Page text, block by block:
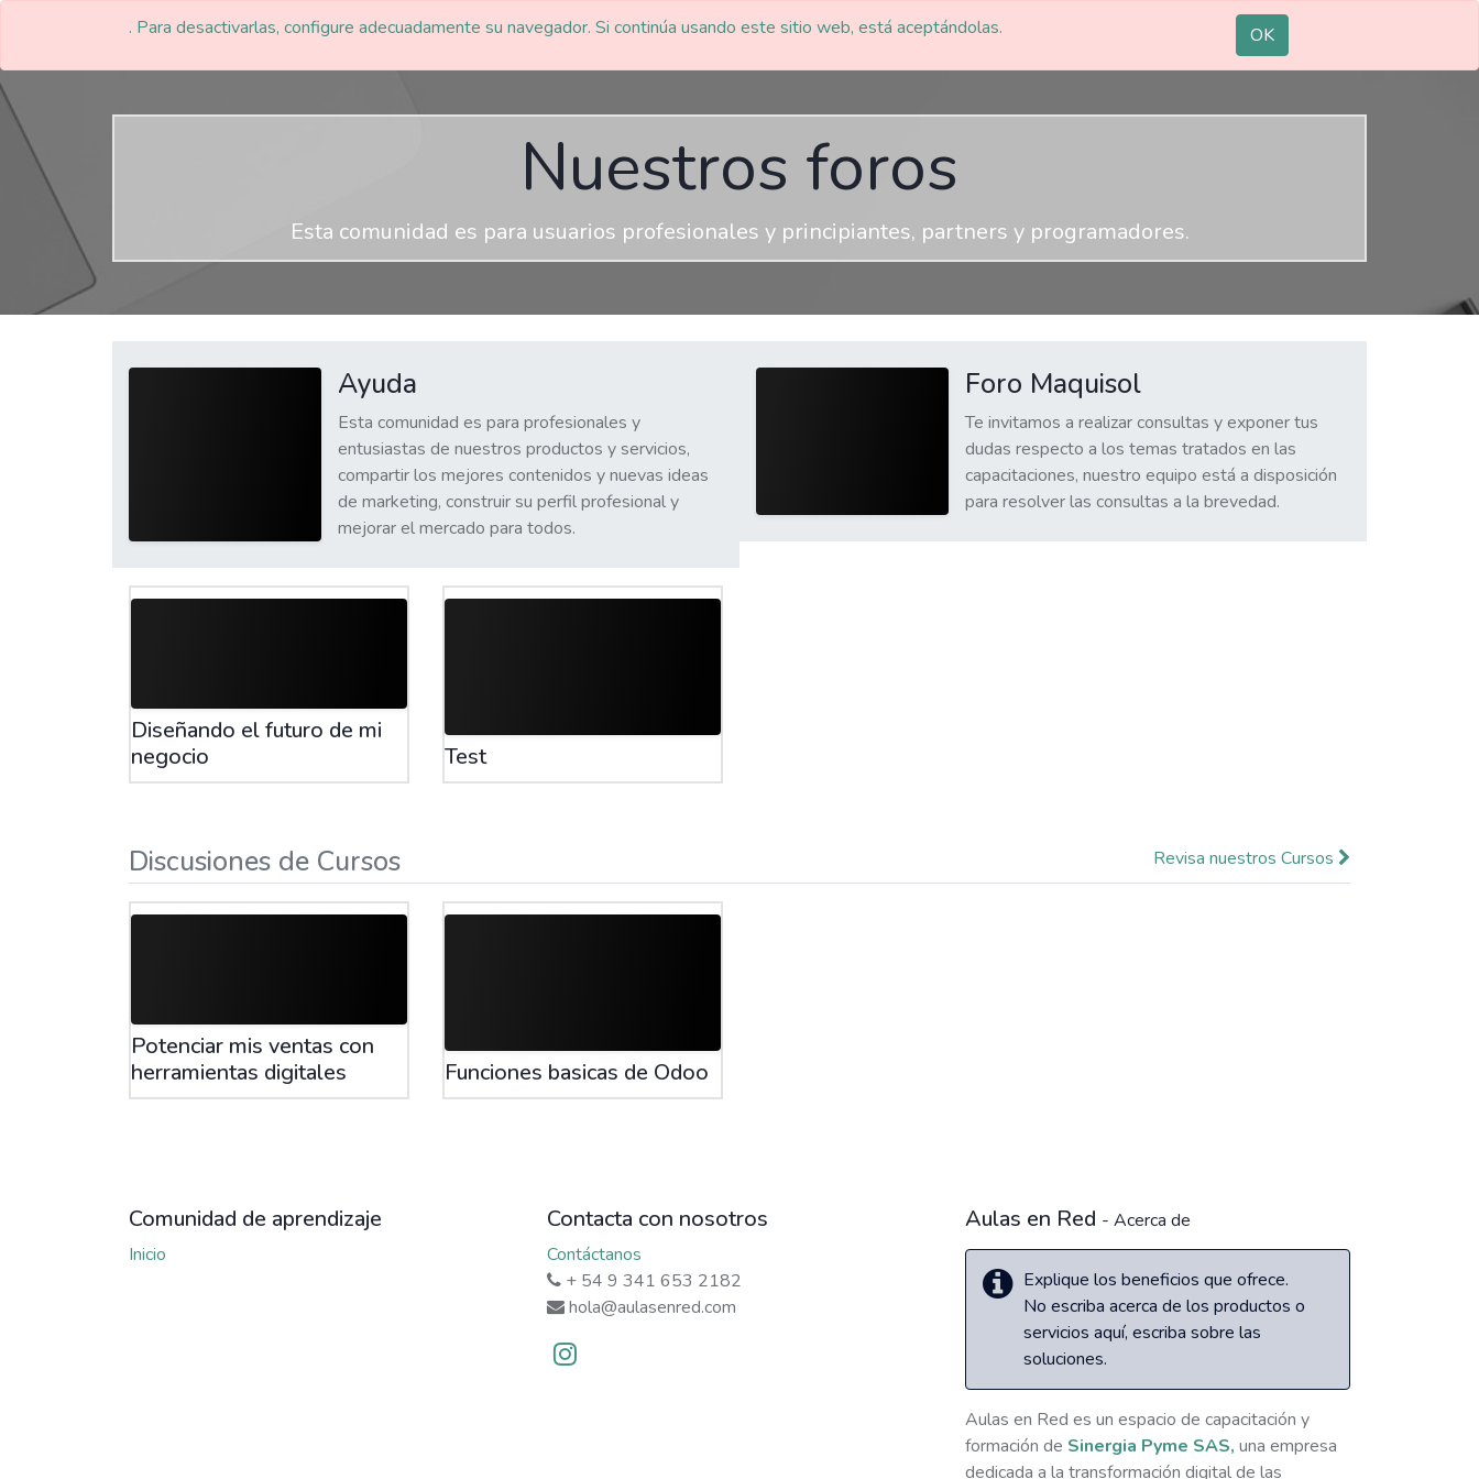
. Para desactivarlas, configure adecuadamente su navegador. Si continúa usando este sitio web, está aceptándolas. OK
Home Cursos Comunidad Contacto Blog Empleos Soporte en vivo Identificarse
Nuestros foros
Esta comunidad es para usuarios profesionales y principiantes, partners y programadores.
Ayuda
Esta comunidad es para profesionales y
entusiastas de nuestros productos y servicios,
compartir los mejores contenidos y nuevas ideas
de marketing, construir su perfil profesional y
mejorar el mercado para todos.
Foro Maquisol
Te invitamos a realizar consultas y exponer tus
dudas respecto a los temas tratados en las
capacitaciones, nuestro equipo está a disposición
para resolver las consultas a la brevedad.
Diseñando el futuro de mi
negocio
Test
Discusiones de Cursos Revisa nuestros Cursos
Potenciar mis ventas con
herramientas digitales
Funciones basicas de Odoo
Comunidad de aprendizaje
Inicio
Contacta con nosotros
Contáctanos
+ 54 9 341 653 2182
hola@aulasenred.com
Aulas en Red - Acerca de
Explique los beneficios que ofrece.
No escriba acerca de los productos o
servicios aquí, escriba sobre las
soluciones.
Aulas en Red es un espacio de capacitación y
formación de Sinergia Pyme SAS, una empresa
dedicada a la transformación digital de las